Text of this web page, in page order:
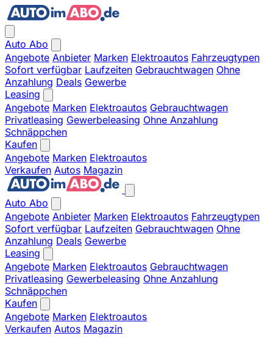
Auto Abo
Angebote Anbieter Marken Elektroautos Fahrzeugtypen
Sofort verfügbar Laufzeiten Gebrauchtwagen Ohne
Anzahlung Deals Gewerbe
Leasing
Angebote Marken Elektroautos Gebrauchtwagen
Privatleasing Gewerbeleasing Ohne Anzahlung
Schnäppchen
Kaufen
Angebote Marken Elektroautos
Verkaufen Autos Magazin
Auto Abo
Angebote Anbieter Marken Elektroautos Fahrzeugtypen
Sofort verfügbar Laufzeiten Gebrauchtwagen Ohne
Anzahlung Deals Gewerbe
Leasing
Angebote Marken Elektroautos Gebrauchtwagen
Privatleasing Gewerbeleasing Ohne Anzahlung
Schnäppchen
Kaufen
Angebote Marken Elektroautos
Verkaufen Autos Magazin